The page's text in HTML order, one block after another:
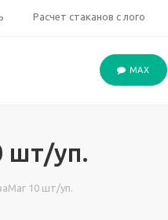
Расчет стаканов с лого
MAX
шт/уп.
10 шт/уп.